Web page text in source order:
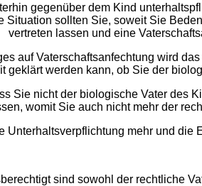
gegenüber dem Kind
Situation sollten Sie, soweit Sie
vertreten lassen und eine
auf Vaterschaftsanfechtung wird
geklärt werden kann, ob Sie der
Sie nicht der biologische Vater des
womit Sie auch nicht mehr der
Unterhaltsverpflichtung mehr und die
sind sowohl der rechtliche